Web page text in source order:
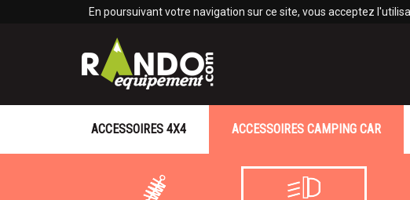
En poursuivant votre navigation sur ce site, vous acceptez
ACCESSOIRES 4X4 ACCESSOIRES CAMPING CAR
Panneau de gestion des cookies